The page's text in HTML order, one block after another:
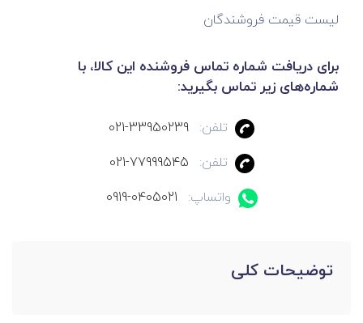
لیست قیمت فروشندگان
برای دریافت شماره تماس فروشنده این کالا، با
شماره‌های زیر تماس بگیرید:
تلفن:
021-33950239
تلفن:
021-77999545
واتساپ:
0919-0405021
توضیحات کلی